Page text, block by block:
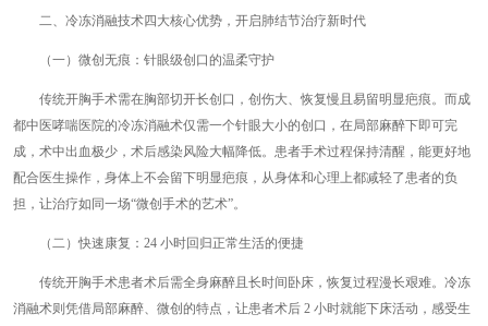
二、冷冻消融技术四大核心优势，开启肺结节治疗新时代
（一）微创无痕：针眼级创口的温柔守护
传统开胸手术需在胸部切开长创口，创伤大、恢复慢且易留明显疤痕。而成
都中医哮喘医院的冷冻消融术仅需一个针眼大小的创口，在局部麻醉下即可完
成，术中出血极少，术后感染风险大幅降低。患者手术过程保持清醒，能更好地
配合医生操作，身体上不会留下明显疤痕，从身体和心理上都减轻了患者的负
担，让治疗如同一场“微创手术的艺术”。
（二）快速康复：24 小时回归正常生活的便捷
传统开胸手术患者术后需全身麻醉且长时间卧床，恢复过程漫长艰难。冷冻
消融术则凭借局部麻醉、微创的特点，让患者术后 2 小时就能下床活动，感受生